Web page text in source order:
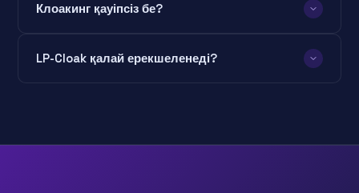
Клоакинг қауіпсіз бе?
LP-Cloak қалай ерекшеленеді?